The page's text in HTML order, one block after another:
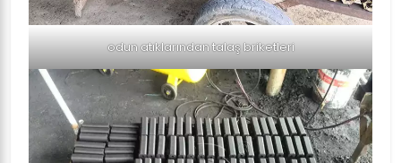
odun atıklarından talaş briketleri